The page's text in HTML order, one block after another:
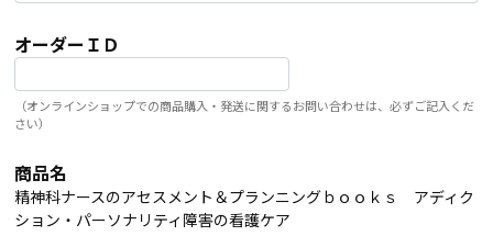
オーダーＩＤ
（オンラインショップでの商品購入・発送に関するお問い合わせは、必ずご記入くだ
さい）
商品名
精神科ナースのアセスメント＆プランニングｂｏｏｋｓ アディク
ション・パーソナリティ障害の看護ケア